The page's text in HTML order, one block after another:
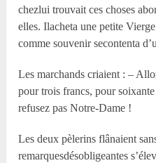
chezlui trouvait ces choses
elles. Ilacheta une petite
comme souvenir secontenta
Les marchands criaient : –
pour trois francs, pour
refusez pas Notre-Dame !
Les deux pèlerins flânaient
remarquesdésobligeantes